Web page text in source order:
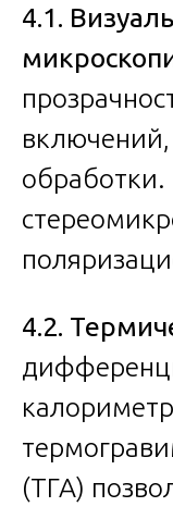
4.1.
обработки.
4.2.
(ТГА)